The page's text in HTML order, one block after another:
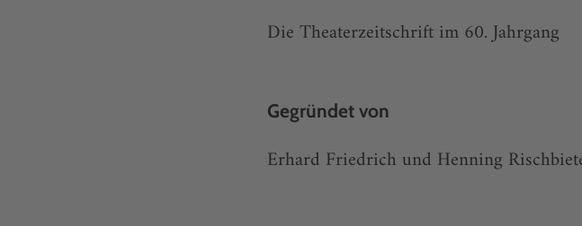
Die Theaterzeitschrift im 60. Jahrgang
Gegründet von
Erhard Friedrich und Henning